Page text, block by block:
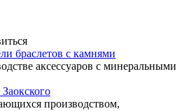
браслетов с камнями
аксессуаров с минеральными
производством,